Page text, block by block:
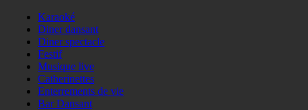
Karaoké
Diner dansant
Diner spectacle
Festif
Musique live
Catherinettes
Enterrements de vie
Bar Dansant